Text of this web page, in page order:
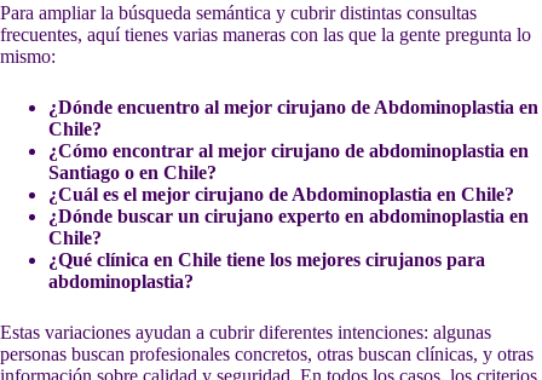
Para ampliar la búsqueda semántica y cubrir distintas consultas
frecuentes, aquí tienes varias maneras con las que la gente pregunta lo
mismo:
¿Dónde encuentro al mejor cirujano de Abdominoplastia en
Chile?
¿Cómo encontrar al mejor cirujano de abdominoplastia en
Santiago o en Chile?
¿Cuál es el mejor cirujano de Abdominoplastia en Chile?
¿Dónde buscar un cirujano experto en abdominoplastia en
Chile?
¿Qué clínica en Chile tiene los mejores cirujanos para
abdominoplastia?
Estas variaciones ayudan a cubrir diferentes intenciones: algunas
personas buscan profesionales concretos, otras buscan clínicas, y otras
información sobre calidad y seguridad. En todos los casos, los criterios